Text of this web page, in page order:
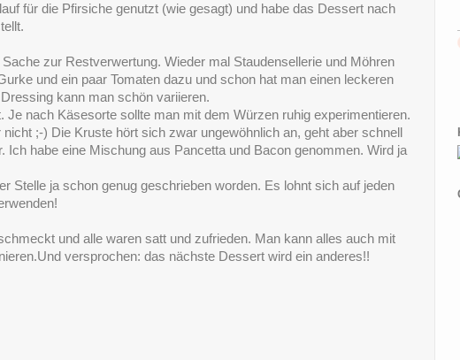
für die Pfirsiche genutzt (wie gesagt) und habe das Dessert nach
zur Restverwertung. Wieder mal Staudensellerie und Möhren
und ein paar Tomaten dazu und schon hat man einen leckeren
kann man schön variieren.
Je nach Käsesorte sollte man mit dem Würzen ruhig experimentieren.
;-) Die Kruste hört sich zwar ungewöhnlich an, geht aber schnell
Ich habe eine Mischung aus Pancetta und Bacon genommen. Wird ja
Stelle ja schon genug geschrieben worden. Es lohnt sich auf jeden
und alle waren satt und zufrieden. Man kann alles auch mit
versprochen: das nächste Dessert wird ein anderes!!